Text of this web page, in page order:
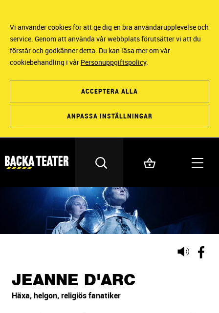
Vi använder cookies för att ge dig en bra användarupplevelse och
service. Genom att använda vår webbplats förutsätter vi att du
förstår och godkänner detta. Du kan läsa mer om vår
cookiebehandling i vår Personuppgiftspolicy.
ACCEPTERA ALLA
ANPASSA INSTÄLLNINGAR
Lyssna
JEANNE D'ARC
Häxa, helgon, religiös fanatiker